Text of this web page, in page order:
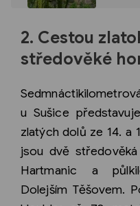
2. Cestou
středověké
u Sušice
zlatých dolů ze 14. a
jsou dvě
Hartmanic a
Dolejším Těšovem.